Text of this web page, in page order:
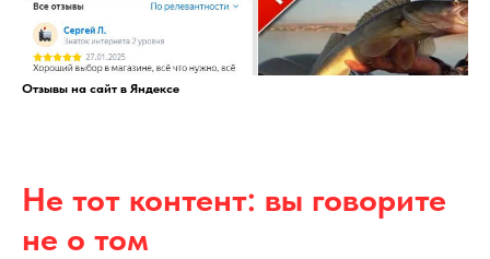
Отзывы на сайт в Яндексе
Не тот контент: вы говорите
не о том